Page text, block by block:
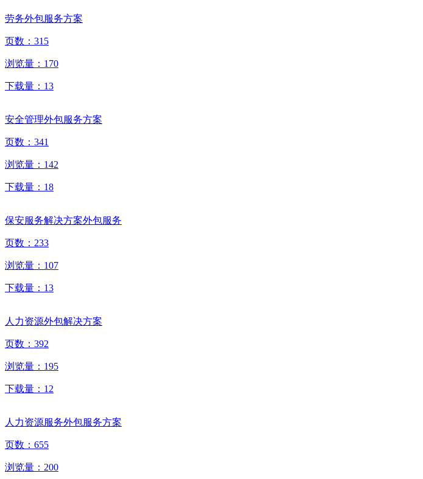
劳务外包服务方案
页数： 315
浏览量： 170
下载量： 13
安全管理外包服务方案
页数： 341
浏览量： 142
下载量： 18
保安服务解决方案外包服务
页数： 233
浏览量： 107
下载量： 13
人力资源外包解决方案
页数： 392
浏览量： 195
下载量： 12
人力资源服务外包服务方案
页数： 655
浏览量： 200